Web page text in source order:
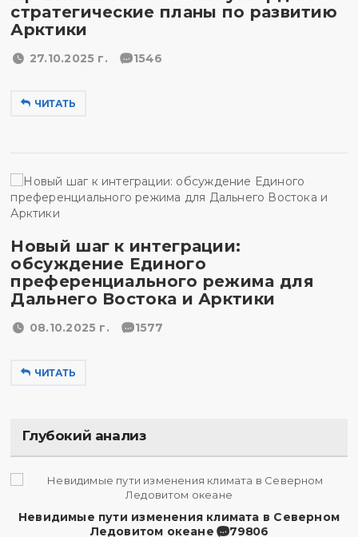
стратегические планы по развитию
Арктики
27.10.2025 г. 1546
ЧИТАТЬ
Новый шаг к интеграции:
обсуждение Единого
преференциального режима для
Дальнего Востока и Арктики
08.10.2025 г. 1577
ЧИТАТЬ
Глубокий анализ
Невидимые пути изменения климата в Северном
Ледовитом океане
79806